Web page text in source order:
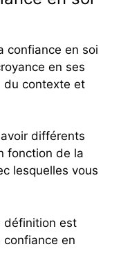
confiance en soi
en ses
du contexte et
différents
fonction de la
lesquelles vous
définition est
confiance en